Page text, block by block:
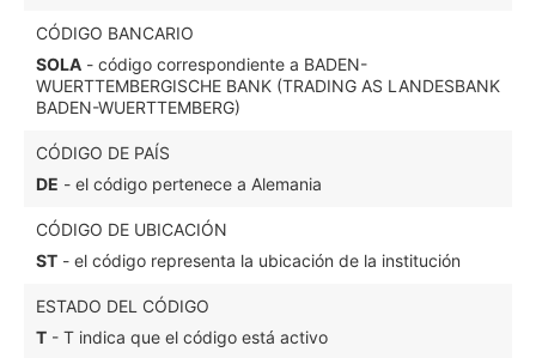
CÓDIGO BANCARIO
SOLA - código correspondiente a BADEN-
WUERTTEMBERGISCHE BANK (TRADING AS LANDESBANK
BADEN-WUERTTEMBERG)
CÓDIGO DE PAÍS
DE - el código pertenece a Alemania
CÓDIGO DE UBICACIÓN
ST - el código representa la ubicación de la institución
ESTADO DEL CÓDIGO
T - T indica que el código está activo